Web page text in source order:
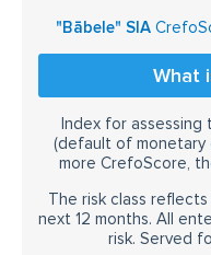
"Bābele" SIA
What
Index for
(default of monetary
more CrefoScore,
The risk class
next 12 months. All
risk. Served